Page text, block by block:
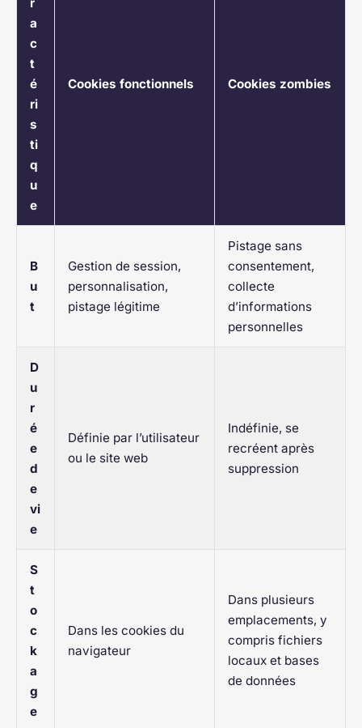
r
a
c
t
é
ri
s
ti
q
u
e
Cookies fonctionnels Cookies zombies
B
u
t
Gestion de session,
personnalisation,
pistage légitime
Pistage sans
consentement,
collecte
d’informations
personnelles
D
u
r
é
e
d
e
vi
e
Définie par l’utilisateur
ou le site web
Indéfinie, se
recréent après
suppression
S
t
o
c
k
a
g
e
Dans les cookies du
navigateur
Dans plusieurs
emplacements, y
compris fichiers
locaux et bases
de données